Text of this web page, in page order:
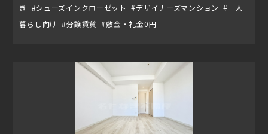
き #シューズインクローゼット #デザイナーズマンション #一人
暮らし向け #分譲賃貸 #敷金・礼金0円